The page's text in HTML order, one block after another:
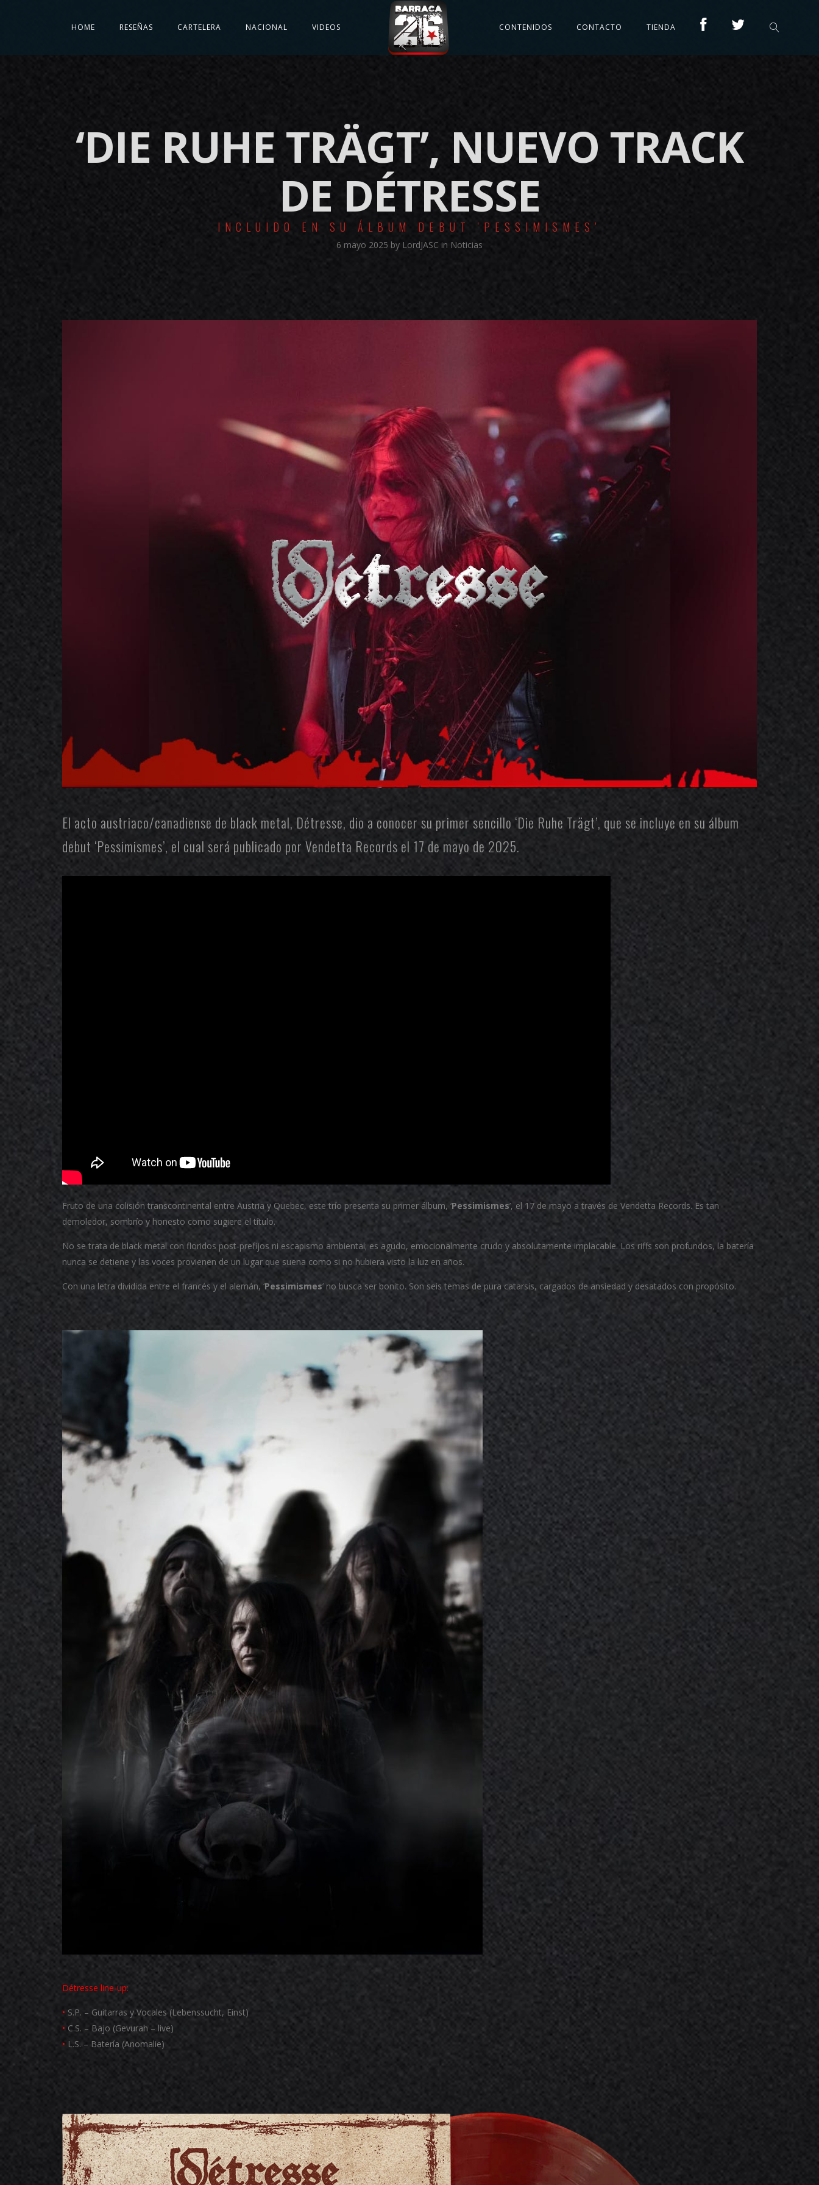
HOME RESEÑAS CARTELERA NACIONAL VIDEOS CONTENIDOS CONTACTO TIENDA
‘DIE RUHE TRÄGT’, NUEVO TRACK
DE DÉTRESSE
INCLUIDO EN SU ÁLBUM DEBUT 'PESSIMISMES’
6 mayo 2025 by LordJASC in Noticias
El acto austriaco/canadiense de black metal, Détresse, dio a conocer su primer sencillo ‘Die Ruhe Trägt’, que se incluye en su álbum
debut ‘Pessimismes’, el cual será publicado por Vendetta Records el 17 de mayo de 2025.
Fruto de una colisión transcontinental entre Austria y Quebec, este trío presenta su primer álbum, ‘Pessimismes’, el 17 de mayo a través de Vendetta Records. Es tan
demoledor, sombrío y honesto como sugiere el título.
No se trata de black metal con floridos post-prefijos ni escapismo ambiental; es agudo, emocionalmente crudo y absolutamente implacable. Los riffs son profundos, la batería
nunca se detiene y las voces provienen de un lugar que suena como si no hubiera visto la luz en años.
Con una letra dividida entre el francés y el alemán, ‘Pessimismes’ no busca ser bonito. Son seis temas de pura catarsis, cargados de ansiedad y desatados con propósito.
Détresse line-up:
• S.P. – Guitarras y Vocales (Lebenssucht, Einst)
• C.S. – Bajo (Gevurah – live)
• L.S. – Batería (Anomalie)